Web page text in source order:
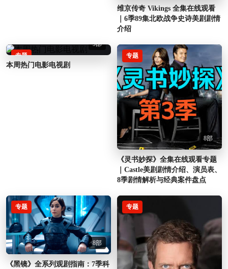
维京传奇 Vikings 全集在线观看
｜6季89集北欧战争史诗美剧剧情
介绍
专题
9部
本周热门电影电视剧
专题
8部
《灵书妙探》全集在线观看专题
｜Castle美剧剧情介绍、演员表、
8季剧情解析与经典案件盘点
专题
8部
《黑镜》全系列观剧指南：7季科
专题